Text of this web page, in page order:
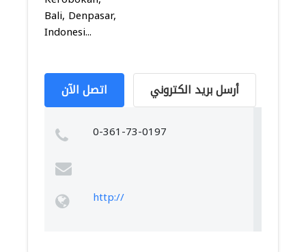
Bali, Denpasar,
Indonesi...
اتصل الآن أرسل بريد الكتروني
0-361-73-0197
http://